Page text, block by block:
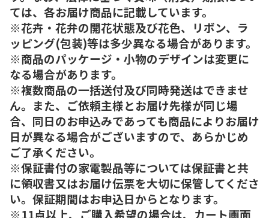
ては、各お届け商品に記載しています。
※花卉・花弁の開花状態及び花色、リボン、ラ
ッピング(包装)等は多少異なる場合があります。
※商品のパッケージ・小物のデザインは変更に
なる場合があります。
※複数商品の一括送付及び同時発送はできませ
ん。また、ご依頼主様とお届け先様が同じ場
合、同日のお申込みであっても商品によりお届け
日が異なる場合がございますので、あらかじめ
ご了承ください。
※保証書付の家電製品等については保証書と共
に領収書又はお届け伝票を大切に保管してくださ
い。保証期間はお申込日からとなります。
※11点以上、ご購入希望の場合は、カート画面